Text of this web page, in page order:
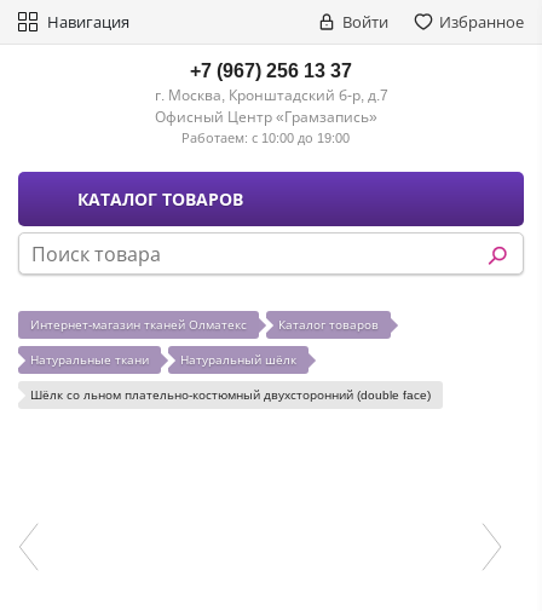
Навигация Войти Избранное
+7 (967) 256 13 37
г. Москва, Кронштадский б-р, д.7
Офисный Центр «Грамзапись»
Работаем: с 10:00 до 19:00
КАТАЛОГ ТОВАРОВ
Интернет-магазин тканей Олматекс Каталог товаров
Натуральные ткани Натуральный шёлк
Шёлк со льном плательно-костюмный двухсторонний (double face)